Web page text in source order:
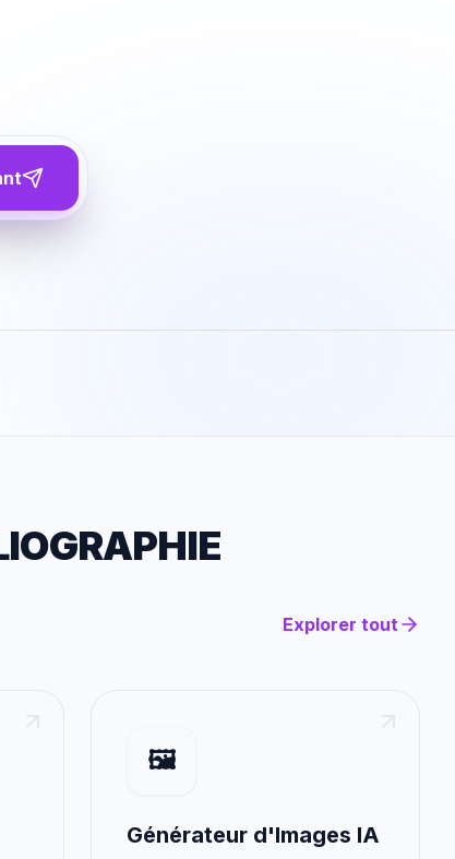
Explorer tout
🖼️
Générateur d'Images IA